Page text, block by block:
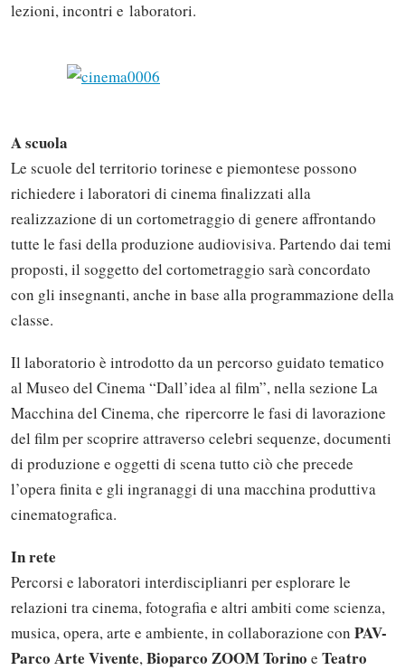
lezioni, incontri e laboratori.
A scuola
Le scuole del territorio torinese e piemontese possono
richiedere i laboratori di cinema finalizzati alla
realizzazione di un cortometraggio di genere affrontando
tutte le fasi della produzione audiovisiva. Partendo dai temi
proposti, il soggetto del cortometraggio sarà concordato
con gli insegnanti, anche in base alla programmazione della
classe.
Il laboratorio è introdotto da un percorso guidato tematico
al Museo del Cinema “Dall’idea al film”, nella sezione La
Macchina del Cinema, che ripercorre le fasi di lavorazione
del film per scoprire attraverso celebri sequenze, documenti
di produzione e oggetti di scena tutto ciò che precede
l’opera finita e gli ingranaggi di una macchina produttiva
cinematografica.
In rete
Percorsi e laboratori interdisciplianri per esplorare le
relazioni tra cinema, fotografia e altri ambiti come scienza,
musica, opera, arte e ambiente, in collaborazione con PAV-
Parco Arte Vivente,Bioparco ZOOM Torino e Teatro